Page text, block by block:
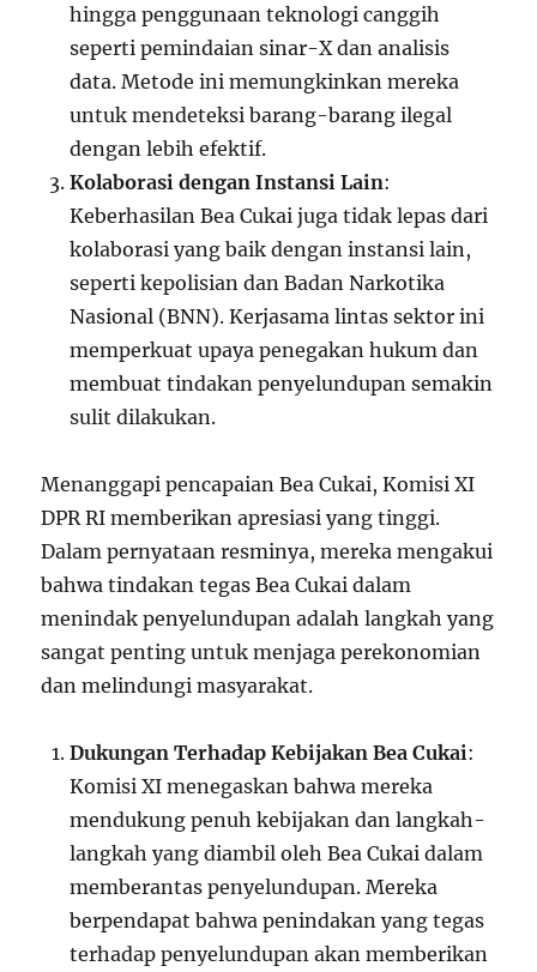
hingga penggunaan teknologi canggih
seperti pemindaian sinar-X dan analisis
data. Metode ini memungkinkan mereka
untuk mendeteksi barang-barang ilegal
dengan lebih efektif.
Kolaborasi dengan Instansi Lain:
Keberhasilan Bea Cukai juga tidak lepas dari
kolaborasi yang baik dengan instansi lain,
seperti kepolisian dan Badan Narkotika
Nasional (BNN). Kerjasama lintas sektor ini
memperkuat upaya penegakan hukum dan
membuat tindakan penyelundupan semakin
sulit dilakukan.
Menanggapi pencapaian Bea Cukai, Komisi XI
DPR RI memberikan apresiasi yang tinggi.
Dalam pernyataan resminya, mereka mengakui
bahwa tindakan tegas Bea Cukai dalam
menindak penyelundupan adalah langkah yang
sangat penting untuk menjaga perekonomian
dan melindungi masyarakat.
Dukungan Terhadap Kebijakan Bea Cukai:
Komisi XI menegaskan bahwa mereka
mendukung penuh kebijakan dan langkah-
langkah yang diambil oleh Bea Cukai dalam
memberantas penyelundupan. Mereka
berpendapat bahwa penindakan yang tegas
terhadap penyelundupan akan memberikan